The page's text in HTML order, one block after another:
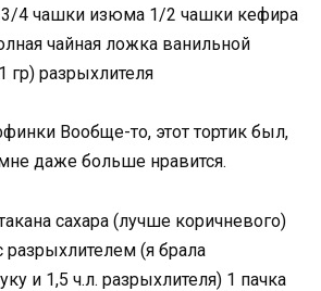
3/4 чашки изюма 1/2 чашки кефира
чайная ложка ванильной
гр) разрыхлителя
Вообще-то, этот тортик был,
даже больше нравится.
сахара (лучше коричневого)
разрыхлителем (я брала
и 1,5 ч.л. разрыхлителя) 1 пачка